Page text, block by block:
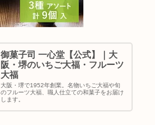
御菓子司 一心堂【公式】｜大
阪・堺のいちご大福・フルーツ
大福
大阪・堺で1952年創業。名物いちご大福や旬
のフルーツ大福、職人仕立ての和菓子をお届け
します。